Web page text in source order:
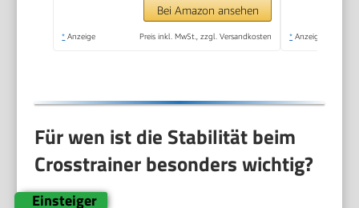
Innovative LED
Technologie |
Bei Amazon ansehen
* Anzeige Preis inkl. MwSt., zzgl. Versandkosten * Anzeige
Für wen ist die Stabilität beim
Crosstrainer besonders wichtig?
Einsteiger